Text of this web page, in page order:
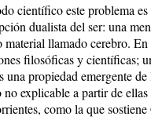
científico este problema es
dualista del ser: una
llamado cerebro. En
filosóficas y científicas;
propiedad emergente de
explicable a partir de ellas
como la que